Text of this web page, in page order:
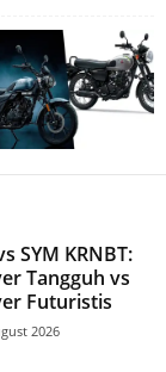
SYM KRNBT:
Tangguh vs
Futuristis
2026